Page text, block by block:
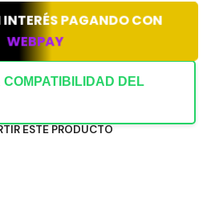
PAGANDO CON
WEBPAY
COMPATIBILIDAD DEL
ESTE PRODUCTO